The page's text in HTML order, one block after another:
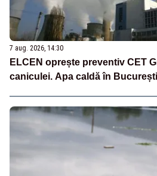
7 aug. 2026, 14:30
ELCEN oprește preventiv CET
caniculei. Apa caldă în